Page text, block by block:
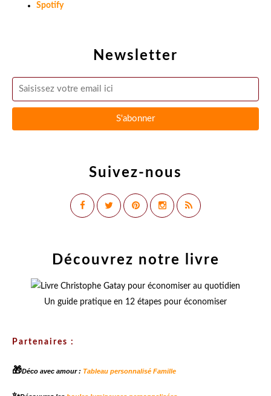
Newsletter
Suivez-nous
Spotify
Découvrez notre livre
Un guide pratique en 12 étapes pour économiser
Partenaires :
🎁Déco avec amour : Tableau personnalisé Famille